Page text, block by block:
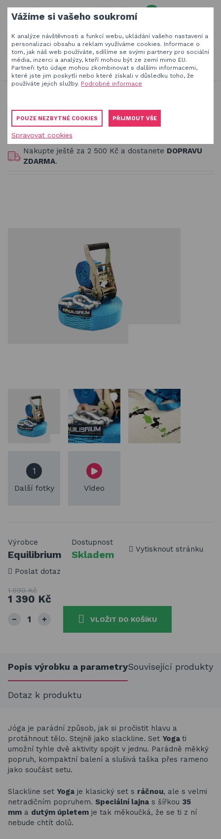
Váš e-mail
Vaše heslo
PŘIHLÁSIT
0
+420777 230 065
PO-PÁ 8-18 hod
Slunečníky a stínící technika
Dřevěné hračky pro děti
Stavebnice Qman pro děti
Houpačky a závěsné systémy
Holandský billiard (shuffleboard)
Gumové podlahy (dlaždice)
HLEDAT
Slackline set YOGA 12 m, šíře 35
mm
Nakupte ještě za 2 500 Kč a dostanete DOPRAVU
ZDARMA.
1
Další fotky Video
Výrobce
Equilibrium
Dostupnost
Skladem Vytisknout stránku
Poslat dotaz
1 590 Kč
1 390 Kč
VLOŽIT DO KOŠÍKU
Popis výrobku a parametrySouvisející produkty
Dotaz k produktu
Jóga je parádní způsob, jak si pročistit hlavu a
protáhnout tělo. Stejně jako slackline. Set Yoga ti
umožní tyhle dvě aktivity spojit v jednu. Parádně měkký
popruh, kompaktní balení a slušivá taška přes rameno
jako součást setu.
Slackline set Yoga je klasický set s ráčnou, ale s velmi
netradičním popruhem. Speciální lajna s šířkou 35
mm a dutým úpletem je tak měkoučká, že se ti z ní
nebude chtít dolů.
Vážíme si vašeho soukromí
K analýze návštěvnosti a funkcí webu, ukládání vašeho nastavení a
personalizaci obsahu a reklam využíváme cookies. Informace o
tom, jak náš web používáte, sdílíme se svými partnery pro sociální
média, inzerci a analýzy, kteří mohou být ze zemí mimo EU.
Partneři tyto údaje mohou zkombinovat s dalšími informacemi,
které jste jim poskytli nebo které získali v důsledku toho, že
používáte jejich služby. Podrobné informace
POUZE NEZBYTNÉ COOKIES PŘIJMOUT VŠE
Spravovat cookies